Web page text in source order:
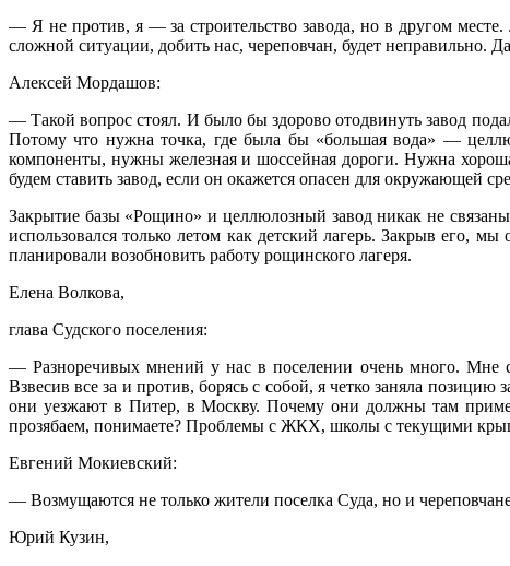
— Я не против, я — за строительство завода, но в другом месте.
сложной ситуации, добить нас, череповчан, будет неправильно.
Алексей Мордашов:
— Такой вопрос стоял. И было бы здорово отодвинуть завод
Потому что нужна точка, где была бы «большая вода» —
компоненты, нужны железная и шоссейная дороги. Нужна
будем ставить завод, если он окажется опасен для окружающей
Закрытие базы «Рощино» и целлюлозный завод никак не
использовался только летом как детский лагерь. Закрыв его,
планировали возобновить работу рощинского лагеря.
Елена Волкова,
глава Судского поселения:
— Разноречивых мнений у нас в поселении очень много. Мне
Взвесив все за и против, борясь с собой, я четко заняла
они уезжают в Питер, в Москву. Почему они должны там
прозябаем, понимаете? Проблемы с ЖКХ, школы с текущими
Евгений Мокиевский:
— Возмущаются не только жители поселка Суда, но и
Юрий Кузин,